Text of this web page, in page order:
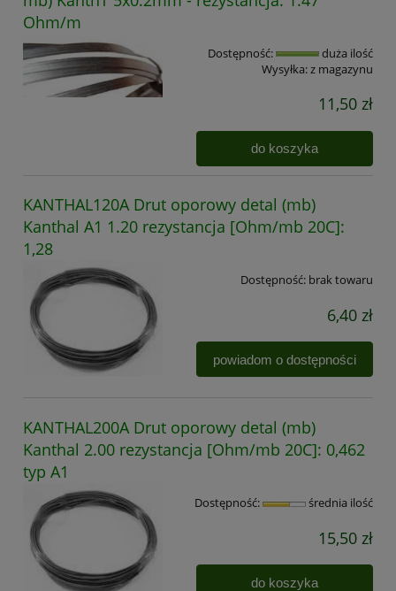
Ohm/m
Dostępność:
duża ilość
Wysyłka:z magazynu
11,50 zł
do koszyka
KANTHAL120A Drut oporowy detal (mb)
Kanthal A1 1.20 rezystancja [Ohm/mb 20C]:
1,28
Dostępność: brak towaru
6,40 zł
powiadom o dostępności
KANTHAL200A Drut oporowy detal (mb)
Kanthal 2.00 rezystancja [Ohm/mb 20C]: 0,462
typ A1
Dostępność: średnia ilość
15,50 zł
do koszyka